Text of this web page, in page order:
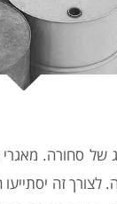
של סחורה. מאגרי
לצורך זה